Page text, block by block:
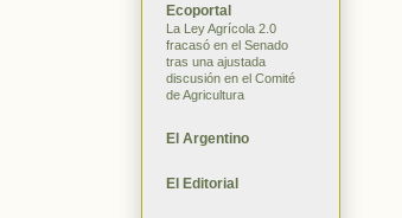
Ecoportal
La Ley Agrícola 2.0
fracasó en el Senado
tras una ajustada
discusión en el Comité
de Agricultura
El Argentino
El Editorial